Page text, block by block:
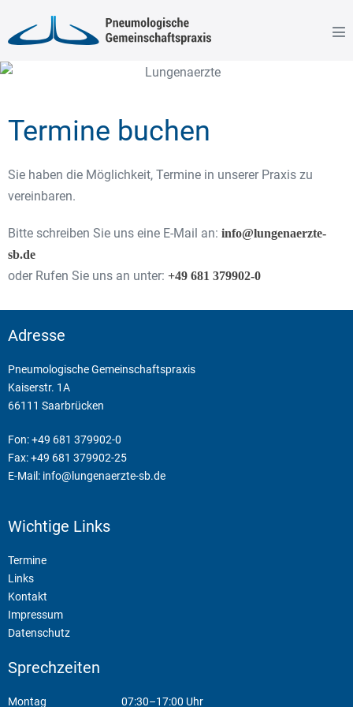
Termine buchen
Sie haben die Möglichkeit, Termine in unserer Praxis zu
vereinbaren.
Bitte schreiben Sie uns eine E-Mail an: info@lungenaerzte-
sb.de
oder Rufen Sie uns an unter: +49 681 379902-0
Adresse
Pneumologische Gemeinschaftspraxis
Kaiserstr. 1A
66111 Saarbrücken
Fon: +49 681 379902-0
Fax: +49 681 379902-25
E-Mail: info@lungenaerzte-sb.de
Wichtige Links
Termine
Links
Kontakt
Impressum
Datenschutz
Sprechzeiten
Montag 07:30–17:00 Uhr